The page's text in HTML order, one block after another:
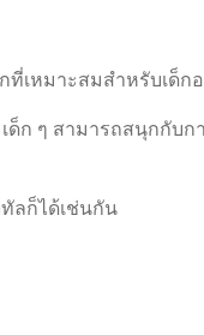
เหมาะสมสำหรับเด็กอ
ก ๆ สามารถสนุกกับก
ลก็ได้เช่นกัน